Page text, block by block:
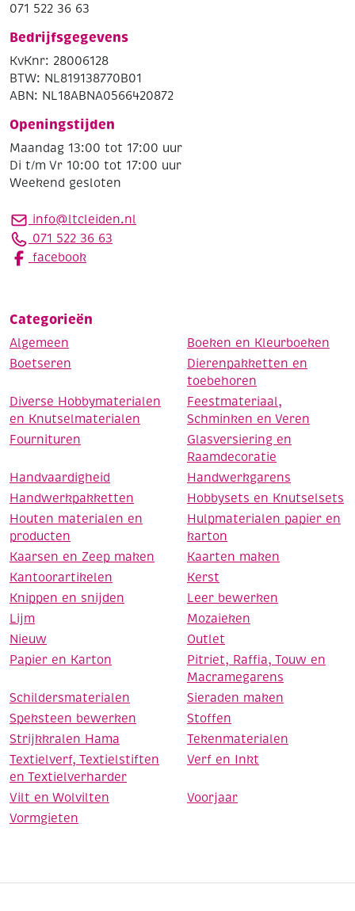
071 522 36 63
Bedrijfsgegevens
KvKnr: 28006128
BTW: NL819138770B01
ABN: NL18ABNA0566420872
Openingstijden
Maandag 13:00 tot 17:00 uur
Di t/m Vr 10:00 tot 17:00 uur
Weekend gesloten
info@ltcleiden.nl
071 522 36 63
facebook
Categorieën
Algemeen
Boeken en Kleurboeken
Boetseren
Dierenpakketten en
toebehoren
Diverse Hobbymaterialen
en Knutselmaterialen
Feestmateriaal,
Schminken en Veren
Fournituren
Glasversiering en
Raamdecoratie
Handvaardigheid
Handwerkgarens
Handwerkpakketten
Hobbysets en Knutselsets
Houten materialen en
producten
Hulpmaterialen papier en
karton
Kaarsen en Zeep maken
Kaarten maken
Kantoorartikelen
Kerst
Knippen en snijden
Leer bewerken
Lijm
Mozaieken
Nieuw
Outlet
Papier en Karton
Pitriet, Raffia, Touw en
Macramegarens
Schildersmaterialen
Sieraden maken
Speksteen bewerken
Stoffen
Strijkkralen Hama
Tekenmaterialen
Textielverf, Textielstiften
en Textielverharder
Verf en Inkt
Vilt en Wolvilten
Voorjaar
Vormgieten